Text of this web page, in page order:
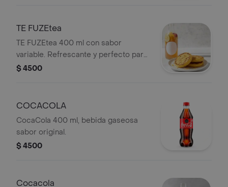
TE FUZEtea
TE FUZEtea 400 ml con sabor
variable. Refrescante y perfecto para
acompañar tus comidas.
$ 4500
COCACOLA
CocaCola 400 ml, bebida gaseosa
sabor original.
$ 4500
Cocacola